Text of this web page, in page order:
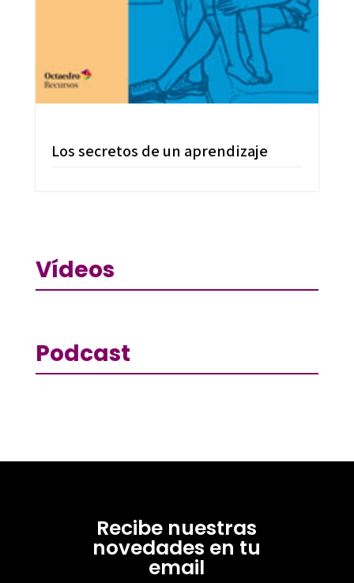
Los secretos de un aprendizaje
Vídeos
Podcast
Recibe nuestras
novedades en tu
email